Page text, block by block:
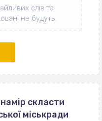
скласти
міськради